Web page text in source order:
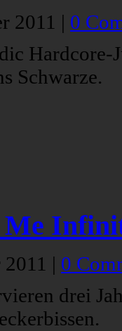
2011 | 0
Schwarze.
Me
| 0
drei